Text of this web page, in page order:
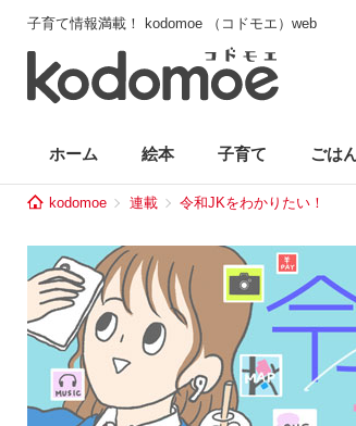
子育て情報満載！ kodomoe （コドモエ）web
ホーム 絵本 子育て ごは
kodomoe 連載 令和JKをわかりたい！